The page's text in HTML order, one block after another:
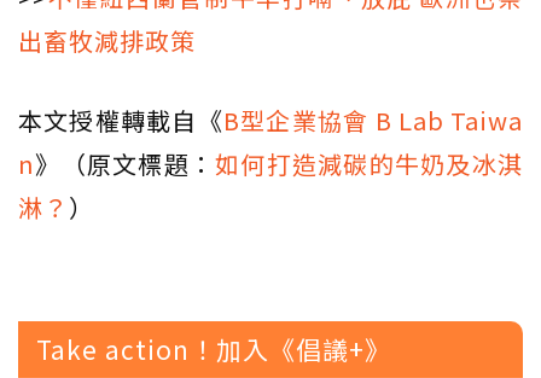
出畜牧減排政策
本文授權轉載自《B型企業協會 B Lab Taiwa
n》（原文標題：如何打造減碳的牛奶及冰淇
淋？ ）
Take action！加入《倡議+》